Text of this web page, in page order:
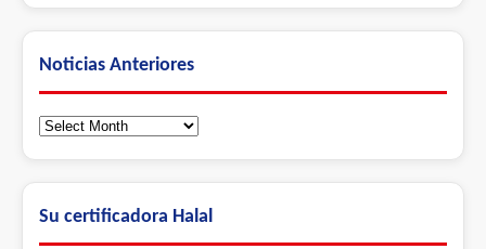
Noticias Anteriores
Noticias
Su certificadora Halal